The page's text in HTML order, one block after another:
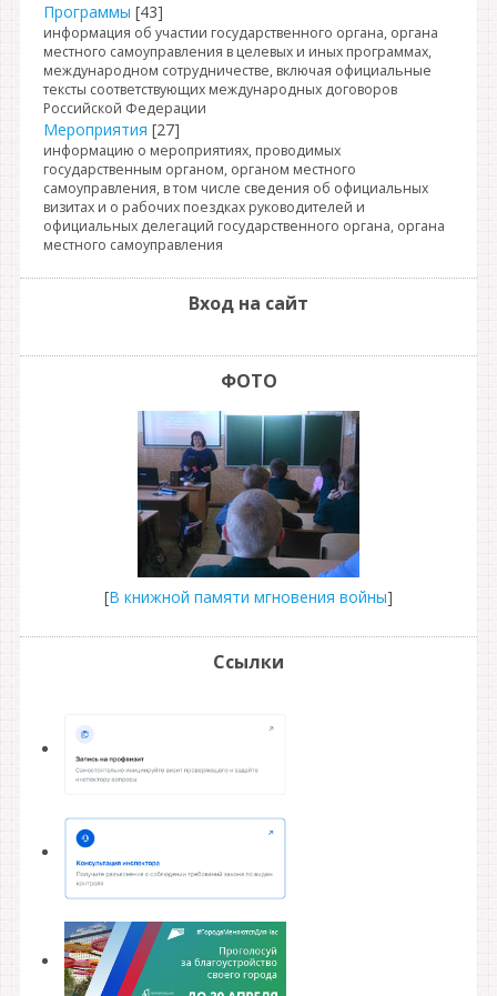
Программы [43]
информация об участии государственного органа, органа
местного самоуправления в целевых и иных программах,
международном сотрудничестве, включая официальные
тексты соответствующих международных договоров
Российской Федерации
Мероприятия [27]
информацию о мероприятиях, проводимых
государственным органом, органом местного
самоуправления, в том числе сведения об официальных
визитах и о рабочих поездках руководителей и
официальных делегаций государственного органа, органа
местного самоуправления
Вход на сайт
ФОТО
[В книжной памяти мгновения войны]
Ссылки